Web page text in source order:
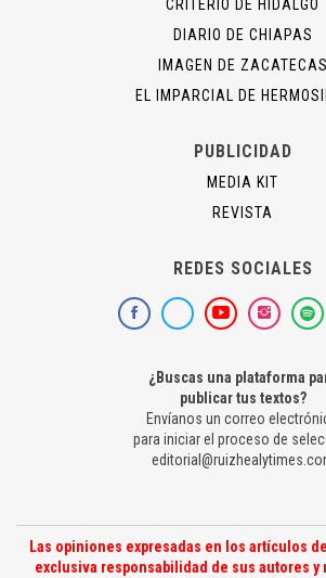
CRITERIO DE HIDALGO
DIARIO DE CHIAPAS
IMAGEN DE ZACATECAS
EL IMPARCIAL DE
PUBLICIDAD
MEDIA KIT
REVISTA
REDES SOCIALES
¿Buscas una plataforma
publicar tus textos?
Envíanos un correo
para iniciar el proceso de
Las opiniones expresadas en los artículos
exclusiva responsabilidad de sus autores y